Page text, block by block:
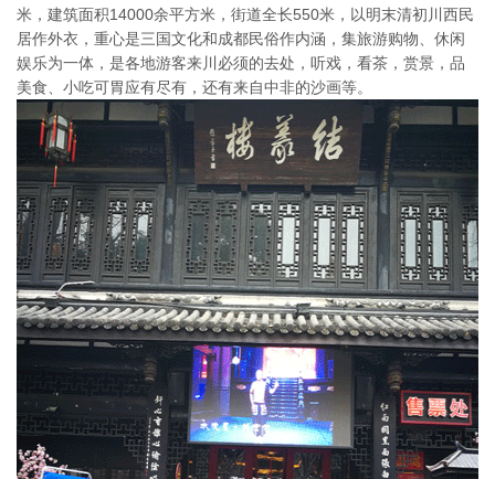
米，建筑面积14000余平方米，街道全长550米，以明末清初川西民
居作外衣，重心是三国文化和成都民俗作内涵，集旅游购物、休闲
娱乐为一体，是各地游客来川必须的去处，听戏，看茶，赏景，品
美食、小吃可胃应有尽有，还有来自中非的沙画等。